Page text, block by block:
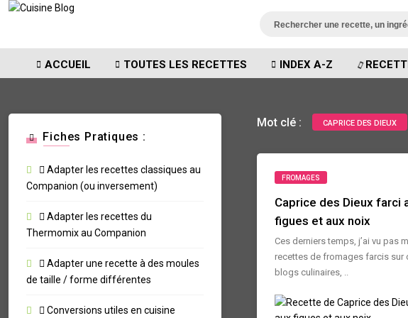
ACCUEIL TOUTES LES RECETTES INDEX A-Z
Mot clé : CAPRICE DES DIEUX
FROMAGES
Caprice des Dieux farci
figues et aux noix
Ces derniers temps, j’ai vu pas
recettes de fromages farcis sur
blogs culinaires, ..
Fiches Pratiques :
Adapter les recettes classiques au
Companion (ou inversement)
Adapter les recettes du
Thermomix au Companion
Adapter une recette à des moules
de taille / forme différentes
Conversions utiles en cuisine